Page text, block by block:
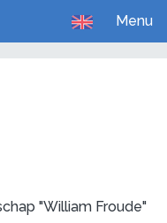
Menu
"William Froude"